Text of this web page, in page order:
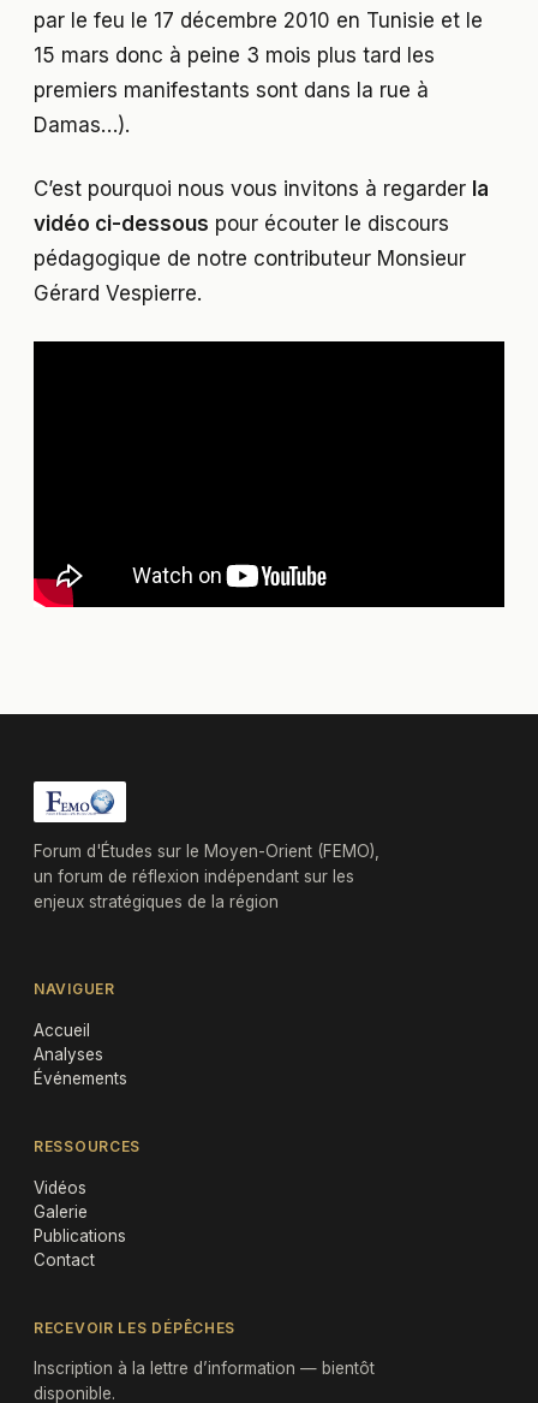
par le feu le 17 décembre 2010 en Tunisie et le
15 mars donc à peine 3 mois plus tard les
premiers manifestants sont dans la rue à
Damas…).
C’est pourquoi nous vous invitons à regarder la
vidéo ci-dessous pour écouter le discours
pédagogique de notre contributeur Monsieur
Gérard Vespierre.
Forum d'Études sur le Moyen-Orient (FEMO),
un forum de réflexion indépendant sur les
enjeux stratégiques de la région
NAVIGUER
Accueil
Analyses
Événements
RESSOURCES
Vidéos
Galerie
Publications
Contact
RECEVOIR LES DÉPÊCHES
Inscription à la lettre d’information — bientôt
disponible.